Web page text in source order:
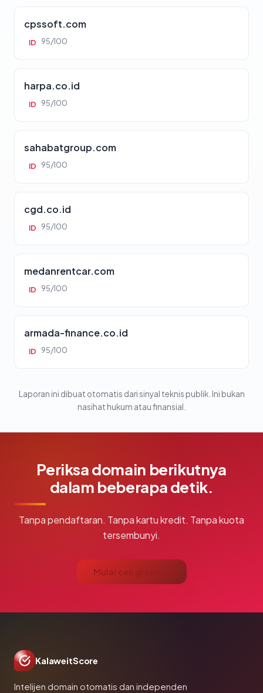
cpssoft.com
ID 95/100
harpa.co.id
ID 95/100
sahabatgroup.com
ID 95/100
cgd.co.id
ID 95/100
medanrentcar.com
ID 95/100
armada-finance.co.id
ID 95/100
Laporan ini dibuat otomatis dari sinyal teknis publik. Ini bukan
nasihat hukum atau finansial.
Periksa domain berikutnya
dalam beberapa detik.
Tanpa pendaftaran. Tanpa kartu kredit. Tanpa kuota
tersembunyi.
Mulai cek gratis →
KalaweitScore
Intelijen domain otomatis dan independen